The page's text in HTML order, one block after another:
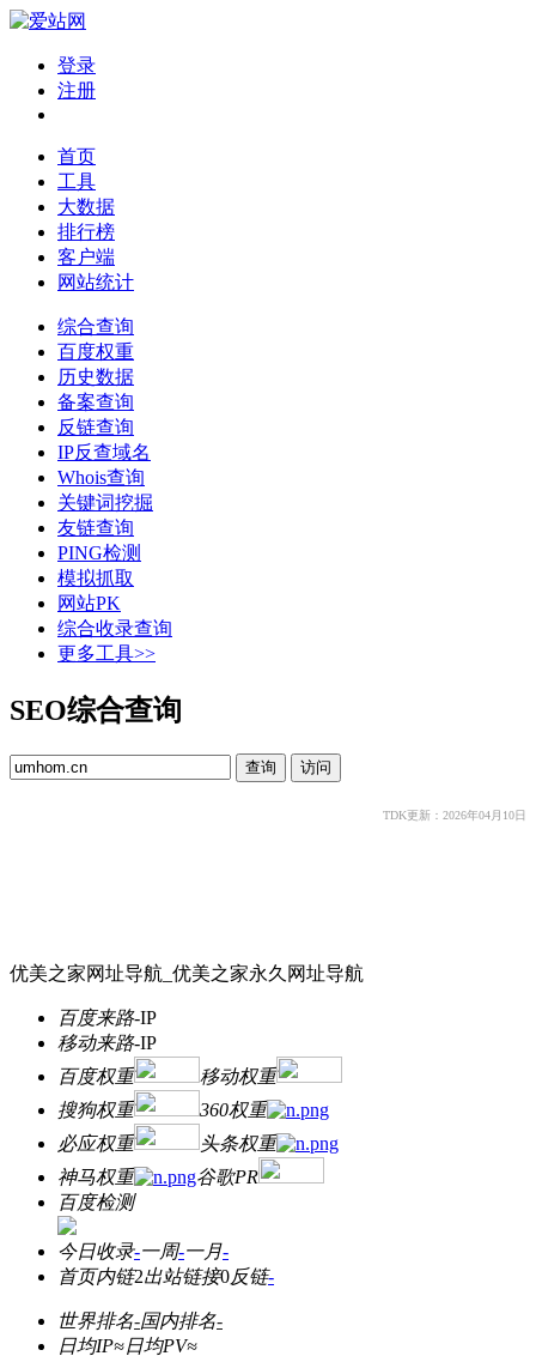
登录
注册
首页
工具
大数据
排行榜
客户端
网站统计
综合查询
百度权重
历史数据
备案查询
反链查询
IP反查域名
Whois查询
关键词挖掘
友链查询
PING检测
模拟抓取
网站PK
综合收录查询
更多工具>>
SEO综合查询
TDK更新：2026年04月10日
优美之家网址导航_优美之家永久网址导航
百度来路-IP
移动来路-IP
百度权重
移动权重
搜狗权重
360权重
必应权重
头条权重
神马权重
谷歌PR
百度检测
今日收录-一周-一月-
首页内链2出站链接0反链-
世界排名-国内排名-
日均IP≈日均PV≈